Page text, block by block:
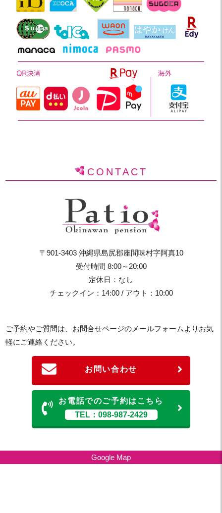
CONTACT
〒901-3403 沖縄県島尻郡座間味村字阿真10
受付時間 8:00～20:00
定休日：なし
チェックイン：14:00 / アウト：10:00
ご予約やご質問は、お問合せページのメールフォームよりお気
軽にご連絡ください。
お問い合わせ
お電話でのご予約はこちら
TEL：098-987-2429
Google Map